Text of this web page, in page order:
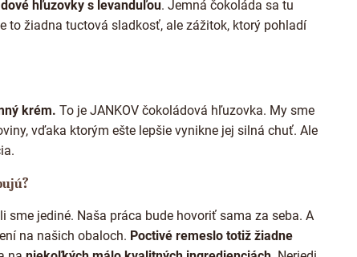
k
y
v
u
hľuzovky s levanduľou. Jemná čokoláda sa tu
to žiadna tuctová sladkosť, ale zážitok, ktorý pohladí
krém. To je JANKOV čokoládová hľuzovka. My sme
vďaka ktorým ešte lepšie vynikne jej silná chuť. Ale
sme jediné. Naša práca bude hovoriť sama za seba. A
na našich obaloch. Poctivé remeslo totiž žiadne